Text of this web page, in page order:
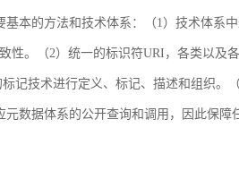
本的方法和技术体系：（1）技术体系中
性。（2）统一的标识符URI，各类以及
记技术进行定义、标记、描述和组织。
数据体系的公开查询和调用，因此保障